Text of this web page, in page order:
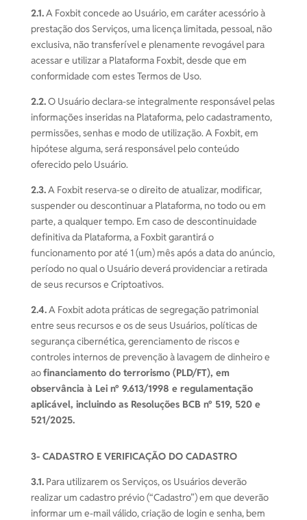
2.1.A Foxbit concede ao Usuário, em caráter acessório à
prestação dos Serviços, uma licença limitada, pessoal, não
exclusiva, não transferível e plenamente revogável para
acessar e utilizar a Plataforma Foxbit, desde que em
conformidade com estes Termos de Uso.
2.2.O Usuário declara-se integralmente responsável pelas
informações inseridas na Plataforma, pelo cadastramento,
permissões, senhas e modo de utilização. A Foxbit, em
hipótese alguma, será responsável pelo conteúdo
oferecido pelo Usuário.
2.3.A Foxbit reserva-se o direito de atualizar, modificar,
suspender ou descontinuar a Plataforma, no todo ou em
parte, a qualquer tempo. Em caso de descontinuidade
definitiva da Plataforma, a Foxbit garantirá o
funcionamento por até 1 (um) mês após a data do anúncio,
período no qual o Usuário deverá providenciar a retirada
de seus recursos e Criptoativos.
2.4.A Foxbit adota práticas de segregação patrimonial
entre seus recursos e os de seus Usuários, políticas de
segurança cibernética, gerenciamento de riscos e
controles internos de prevenção à lavagem de dinheiro e
aofinanciamento do terrorismo (PLD/FT), em
observância à Lei nº 9.613/1998 e regulamentação
aplicável, incluindo as Resoluções BCB nº 519, 520 e
521/2025.
3- CADASTRO E VERIFICAÇÃO DO CADASTRO
3.1.Para utilizarem os Serviços, os Usuários deverão
realizar um cadastro prévio (“Cadastro”) em que deverão
informar um e-mail válido, criação de login e senha, bem